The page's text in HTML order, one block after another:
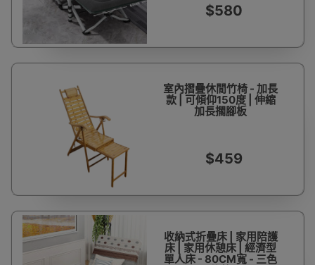
$580
室內摺疊休閒竹椅 - 加長
款 | 可傾仰150度 | 伸縮
加長擱腳板
$459
收納式折疊床 | 家用陪護
床 | 家用休憩床 | 經濟型
單人床 - 80CM寬 - 三色